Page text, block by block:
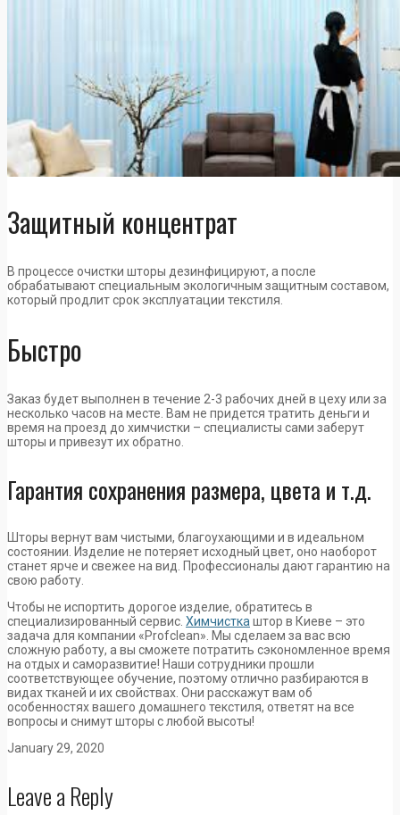
Защитный концентрат
В процессе очистки шторы дезинфицируют, а после
обрабатывают специальным экологичным защитным составом,
который продлит срок эксплуатации текстиля.
Быстро
Заказ будет выполнен в течение 2-3 рабочих дней в цеху или за
несколько часов на месте. Вам не придется тратить деньги и
время на проезд до химчистки – специалисты сами заберут
шторы и привезут их обратно.
Гарантия сохранения размера, цвета и т.д.
Шторы вернут вам чистыми, благоухающими и в идеальном
состоянии. Изделие не потеряет исходный цвет, оно наоборот
станет ярче и свежее на вид. Профессионалы дают гарантию на
свою работу.
Чтобы не испортить дорогое изделие, обратитесь в
специализированный сервис. Химчистка штор в Киеве – это
задача для компании «Profclean». Мы сделаем за вас всю
сложную работу, а вы сможете потратить сэкономленное время
на отдых и саморазвитие! Наши сотрудники прошли
соответствующее обучение, поэтому отлично разбираются в
видах тканей и их свойствах. Они расскажут вам об
особенностях вашего домашнего текстиля, ответят на все
вопросы и снимут шторы с любой высоты!
January 29, 2020
Leave a Reply